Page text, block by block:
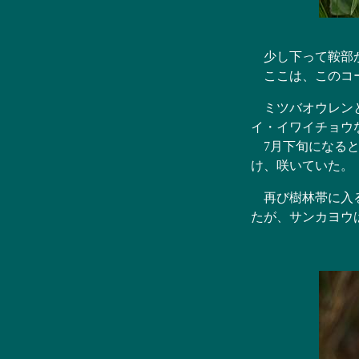
少し下って鞍部
ここは、このコ
ミツバオウレン
イ・イワイチョウ
7月下旬になる
け、咲いていた。
再び樹林帯に入
たが、サンカヨウ